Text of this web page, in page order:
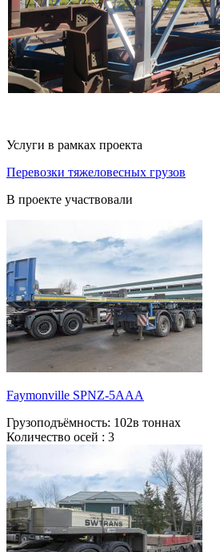
Услуги в рамках проекта
Перевозки тяжеловесных грузов
В проекте участвовали
Faymonville SPNZ-5AAA
Грузоподъёмность: 102в тоннах
Количество осей : 3